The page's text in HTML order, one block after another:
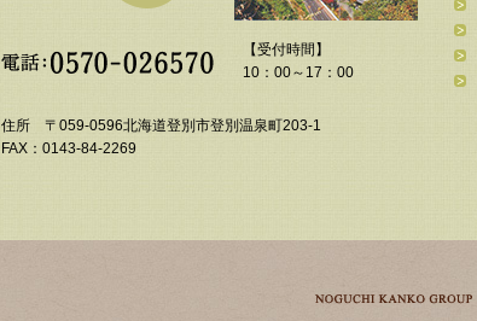
【受付時間】
10：00～17：00
住所 〒059-0596北海道登別市登別温泉町203-1
FAX：0143-84-2269